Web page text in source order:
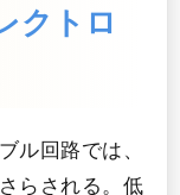
クトロ
ル回路では、
らされる。低